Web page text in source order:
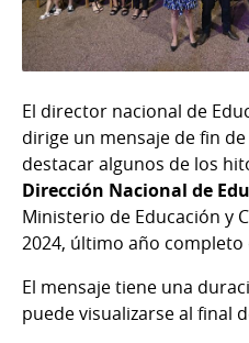
El director nacional de
dirige un mensaje de fin
destacar algunos de los
Dirección Nacional de
Ministerio de Educación y
2024, último año completo
El mensaje tiene una
puede visualizarse al final